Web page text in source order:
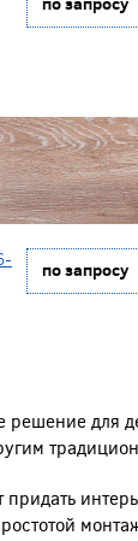
по запросу
решение для
придать